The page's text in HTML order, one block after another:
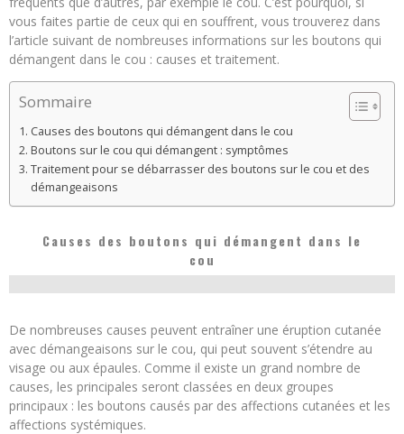
vous faites partie de ceux qui en souffrent, vous trouverez dans
l’article suivant de nombreuses informations sur les boutons qui
démangent dans le cou : causes et traitement.
Sommaire
Causes des boutons qui démangent dans le cou
Boutons sur le cou qui démangent : symptômes
Traitement pour se débarrasser des boutons sur le cou et des
démangeaisons
Causes des boutons qui démangent dans le
cou
De nombreuses causes peuvent entraîner une éruption cutanée
avec démangeaisons sur le cou, qui peut souvent s’étendre au
visage ou aux épaules. Comme il existe un grand nombre de
causes, les principales seront classées en deux groupes
principaux : les boutons causés par des affections cutanées et les
affections systémiques.